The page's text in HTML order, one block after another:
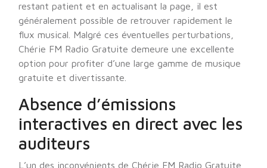
restant patient et en actualisant la page, il est
généralement possible de retrouver rapidement le
flux musical. Malgré ces éventuelles perturbations,
Chérie FM Radio Gratuite demeure une excellente
option pour profiter d’une large gamme de musique
gratuite et divertissante.
Absence d’émissions
interactives en direct avec les
auditeurs
L’un des inconvénients de Chérie FM Radio Gratuite